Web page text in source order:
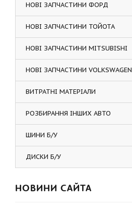
НОВІ ЗАПЧАСТИНИ ФОРД
НОВІ ЗАПЧАСТИНИ ТОЙОТА
НОВІ ЗАПЧАСТИНИ MITSUBISHI
НОВІ ЗАПЧАСТИНИ VOLKSWAGEN
ВИТРАТНІ МАТЕРІАЛИ
РОЗБИРАННЯ ІНШИХ АВТО
ШИНИ Б/У
ДИСКИ Б/У
НОВИНИ САЙТА